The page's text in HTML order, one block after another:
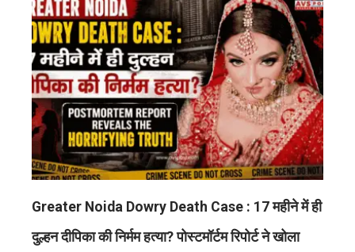
Greater Noida Dowry Death Case : 17 महीने में ही
दुल्हन दीपिका की निर्मम हत्या? पोस्टमॉर्टम रिपोर्ट ने खोला